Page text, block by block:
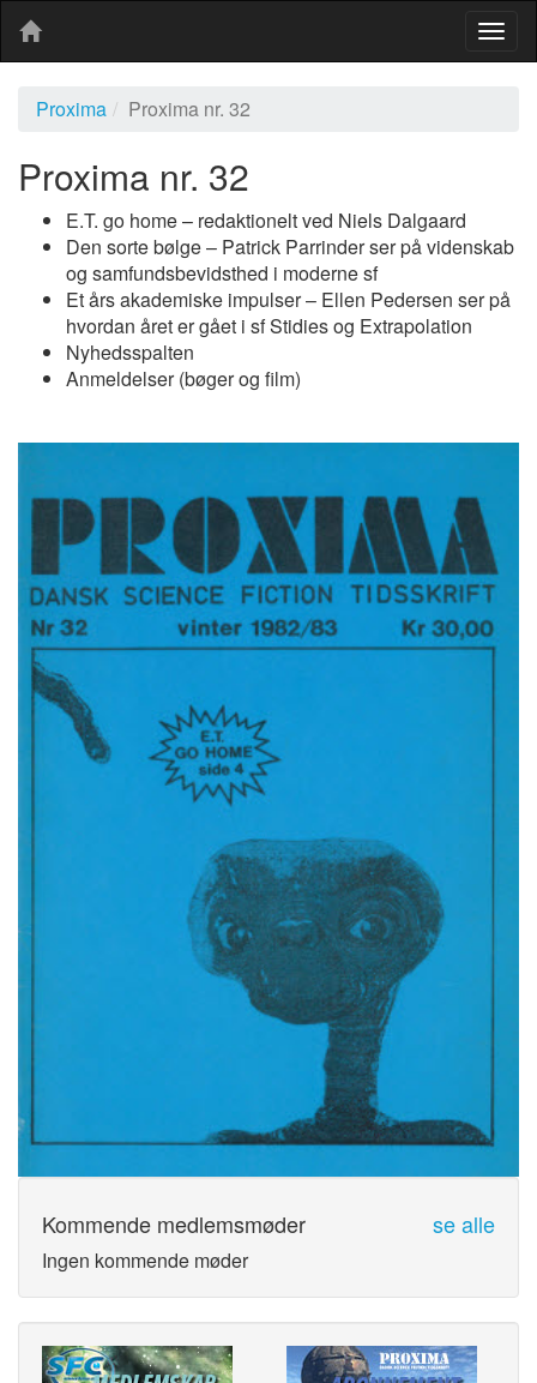
Proxima
Proxima nr. 32
Proxima nr. 32
E.T. go home – redaktionelt ved Niels Dalgaard
Den sorte bølge – Patrick Parrinder ser på videnskab
og samfundsbevidsthed i moderne sf
Et års akademiske impulser – Ellen Pedersen ser på
hvordan året er gået i sf Stidies og Extrapolation
Nyhedsspalten
Anmeldelser (bøger og film)
Kommende medlemsmøder se alle
Ingen kommende møder